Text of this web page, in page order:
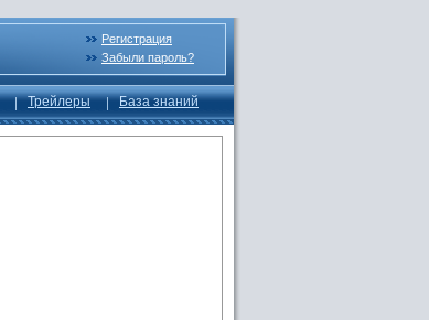
Регистрация
Забыли пароль?
Трейлеры База знаний